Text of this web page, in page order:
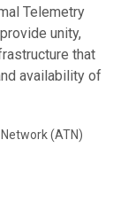
Telemetry
unity,
that
availability of
(ATN)